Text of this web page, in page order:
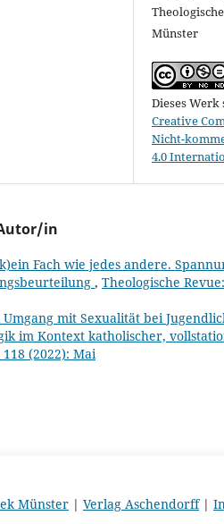
Münster
Dieses
Creative
Nicht-
4.0
in
Fach wie jedes andere.
, Theologische
mit Sexualität bei
im Kontext katholischer,
(2022): Mai
Münster | Verlag Aschendorff|